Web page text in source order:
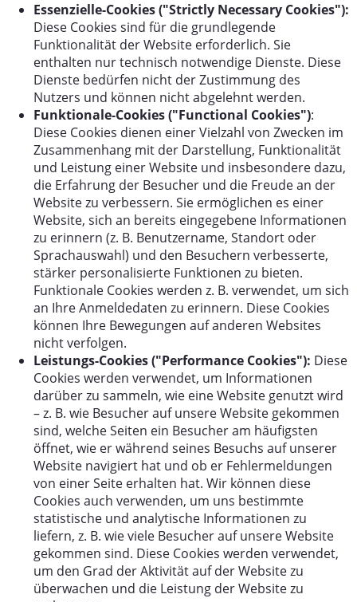
Essenzielle-Cookies ("Strictly Necessary Cookies"):
Diese Cookies sind für die grundlegende
Funktionalität der Website erforderlich. Sie
enthalten nur technisch notwendige Dienste. Diese
Dienste bedürfen nicht der Zustimmung des
Nutzers und können nicht abgelehnt werden.
Funktionale-Cookies ("Functional Cookies"):
Diese Cookies dienen einer Vielzahl von Zwecken im
Zusammenhang mit der Darstellung, Funktionalität
und Leistung einer Website und insbesondere dazu,
die Erfahrung der Besucher und die Freude an der
Website zu verbessern. Sie ermöglichen es einer
Website, sich an bereits eingegebene Informationen
zu erinnern (z. B. Benutzername, Standort oder
Sprachauswahl) und den Besuchern verbesserte,
stärker personalisierte Funktionen zu bieten.
Funktionale Cookies werden z. B. verwendet, um sich
an Ihre Anmeldedaten zu erinnern. Diese Cookies
können Ihre Bewegungen auf anderen Websites
nicht verfolgen.
Leistungs-Cookies ("Performance Cookies"): Diese
Cookies werden verwendet, um Informationen
darüber zu sammeln, wie eine Website genutzt wird
– z. B. wie Besucher auf unsere Website gekommen
sind, welche Seiten ein Besucher am häufigsten
öffnet, wie er während seines Besuchs auf unserer
Website navigiert hat und ob er Fehlermeldungen
von einer Seite erhalten hat. Wir können diese
Cookies auch verwenden, um uns bestimmte
statistische und analytische Informationen zu
liefern, z. B. wie viele Besucher auf unsere Website
gekommen sind. Diese Cookies werden verwendet,
um den Grad der Aktivität auf der Website zu
überwachen und die Leistung der Website zu